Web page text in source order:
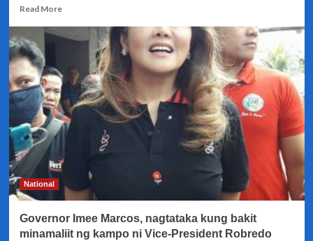
sa
ikatlong
araw
recount
Read MoreRead
Head
Revisors
ng
PET
sa
Presidential
Manual
recount,
nagbitiw
National
Governor Imee Marcos, nagtataka kung bakit
minamaliit ng kampo ni Vice-President Robredo